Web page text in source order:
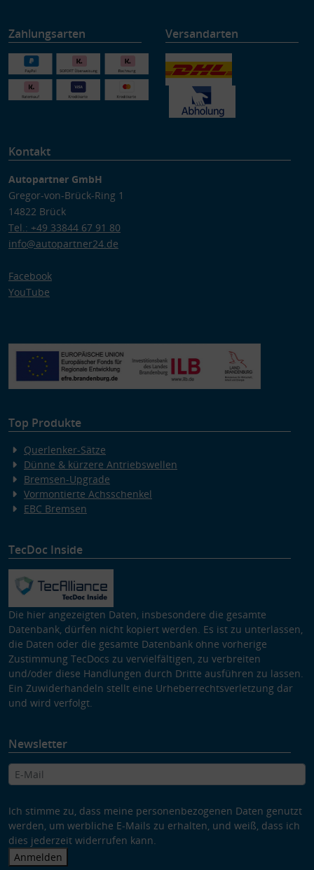
Zahlungsarten Versandarten
Kontakt
Autopartner GmbH
Gregor-von-Brück-Ring 1
14822 Brück
Tel.: +49 33844 67 91 80
info@autopartner24.de
Facebook
YouTube
Top Produkte
Querlenker-Sätze
Dünne & kürzere Antriebswellen
Bremsen-Upgrade
Vormontierte Achsschenkel
EBC Bremsen
TecDoc Inside
Die hier angezeigten Daten, insbesondere die gesamte
Datenbank, dürfen nicht kopiert werden. Es ist zu unterlassen,
die Daten oder die gesamte Datenbank ohne vorherige
Zustimmung TecDocs zu vervielfältigen, zu verbreiten
und/oder diese Handlungen durch Dritte ausführen zu lassen.
Ein Zuwiderhandeln stellt eine Urheberrechtsverletzung dar
und wird verfolgt.
Newsletter
Ich stimme zu, dass meine personenbezogenen Daten genutzt
werden, um werbliche E-Mails zu erhalten, und weiß, dass ich
dies jederzeit widerrufen kann.
Anmelden